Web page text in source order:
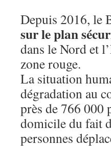
Depuis 2016, le
sur le plan
dans le Nord et
zone rouge.
La situation
dégradation au
près de 766 000
domicile du fait
personnes